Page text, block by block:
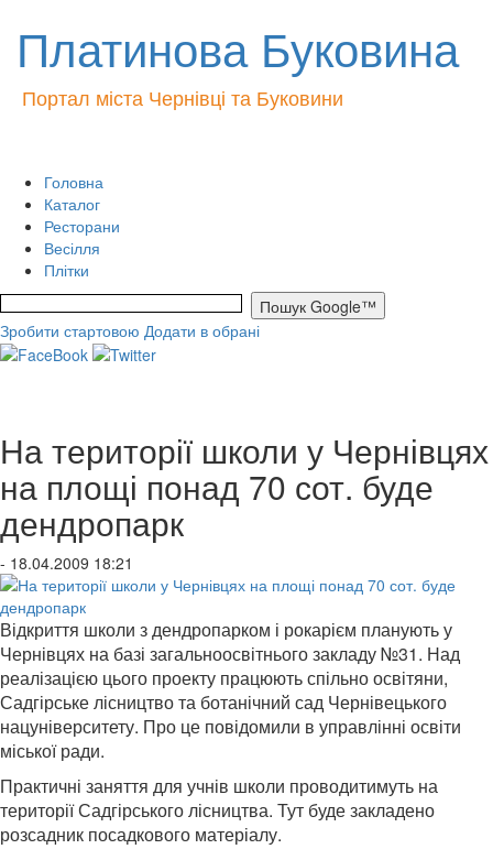
Платинова Буковина
Портал міста Чернівці та Буковини
Головна
Каталог
Ресторани
Весілля
Плітки
Зробити стартовою Додати в обрані
На території школи у Чернівцях
на площі понад 70 сот. буде
дендропарк
- 18.04.2009 18:21
Відкриття школи з дендропарком і рокарієм планують у
Чернівцях на базі загальноосвітнього закладу №31. Над
реалізацією цього проекту працюють спільно освітяни,
Садгірське лісництво та ботанічний сад Чернівецького
нацуніверситету. Про це повідомили в управлінні освіти
міської ради.
Практичні заняття для учнів школи проводитимуть на
території Садгірського лісництва. Тут буде закладено
розсадник посадкового матеріалу.